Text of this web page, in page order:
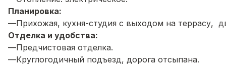
Планировка:
—Прихожая, кухня-студия с выходом на террасу,
Отделка и удобства:
—Предчистовая отделка.
—Круглогодичный подъезд, дорога отсыпана.